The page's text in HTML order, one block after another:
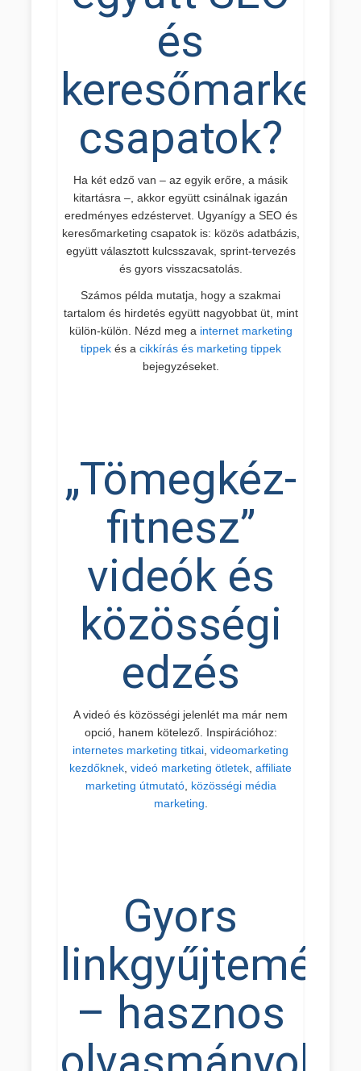
és
csapatok?
Ha két edző van – az egyik erőre, a másik
kitartásra –, akkor együtt csinálnak igazán
eredményes edzéstervet. Ugyanígy a SEO és
keresőmarketing csapatok is: közös adatbázis,
együtt választott kulcsszavak, sprint-tervezés
és gyors visszacsatolás.
Számos példa mutatja, hogy a szakmai
tartalom és hirdetés együtt nagyobbat üt, mint
külön-külön. Nézd meg a internet marketing
tippekés a cikkírás és marketing tippek
bejegyzéseket.
„Tömegkéz-
fitnesz”
videók és
közösségi
edzés
A videó és közösségi jelenlét ma már nem
opció, hanem kötelező. Inspirációhoz:
internetes marketing titkai, videomarketing
kezdőknek, videó marketing ötletek, affiliate
marketing útmutató, közösségi média
marketing.
Gyors
linkgyűjtemény
– hasznos